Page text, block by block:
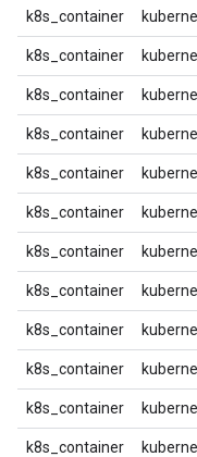
k8s_container
k8s_container
k8s_container
k8s_container
k8s_container
k8s_container
k8s_container
k8s_container
k8s_container
k8s_container
k8s_container
k8s_container